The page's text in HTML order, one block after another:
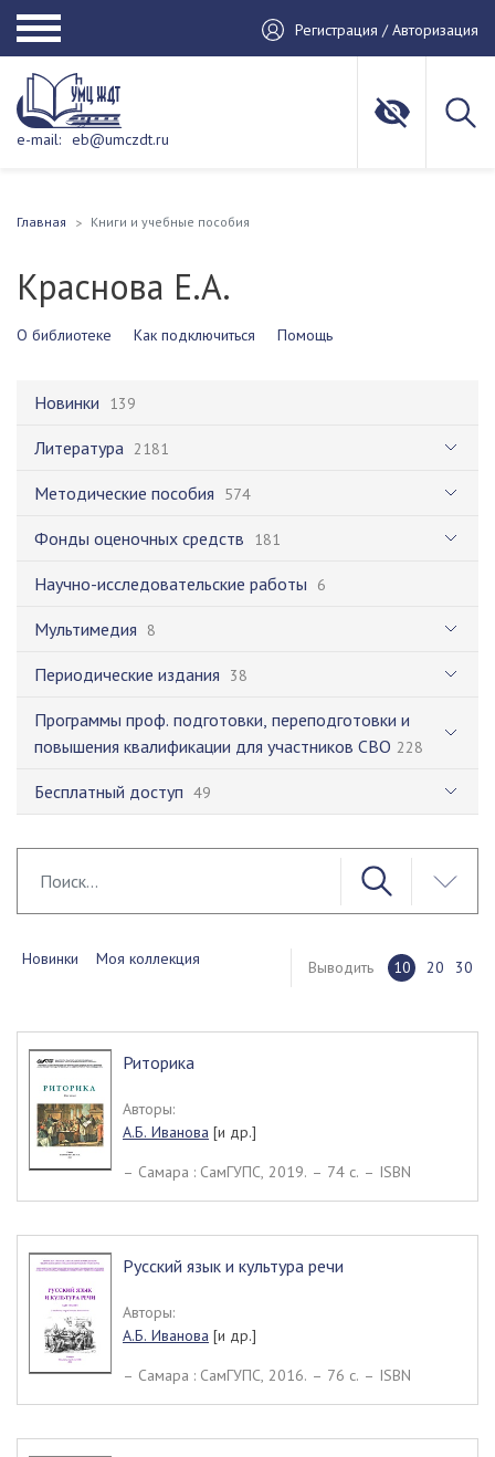
Регистрация / Авторизация
e-mail: eb@umczdt.ru
Главная Книги и учебные пособия
Краснова Е.А.
О библиотеке Как подключиться Помощь
Новинки 139
Литература 2181
Методические пособия 574
Фонды оценочных средств 181
Научно-исследовательские работы 6
Мультимедия 8
Периодические издания 38
Программы проф. подготовки, переподготовки и
повышения квалификации для участников СВО 228
Бесплатный доступ 49
Новинки Моя коллекция Выводить 10 20 30
Риторика
Авторы:
А.Б. Иванова [и др.]
– Самара : СамГУПС, 2019. – 74 c. – ISBN
Русский язык и культура речи
Авторы:
А.Б. Иванова [и др.]
– Самара : СамГУПС, 2016. – 76 c. – ISBN